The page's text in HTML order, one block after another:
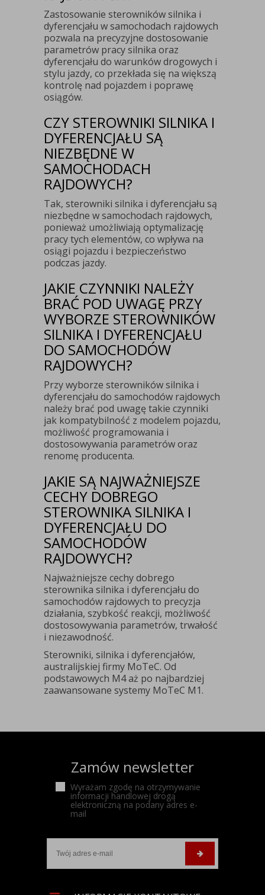
Zastosowanie sterowników silnika i
dyferencjału w samochodach rajdowych
pozwala na precyzyjne dostosowanie
parametrów pracy silnika oraz
dyferencjału do warunków drogowych i
stylu jazdy, co przekłada się na większą
kontrolę nad pojazdem i poprawę
osiągów.
CZY STEROWNIKI SILNIKA I
DYFERENCJAŁU SĄ
NIEZBĘDNE W
SAMOCHODACH
RAJDOWYCH?
Tak, sterowniki silnika i dyferencjału są
niezbędne w samochodach rajdowych,
ponieważ umożliwiają optymalizację
pracy tych elementów, co wpływa na
osiągi pojazdu i bezpieczeństwo
podczas jazdy.
JAKIE CZYNNIKI NALEŻY
BRAĆ POD UWAGĘ PRZY
WYBORZE STEROWNIKÓW
SILNIKA I DYFERENCJAŁU
DO SAMOCHODÓW
RAJDOWYCH?
Przy wyborze sterowników silnika i
dyferencjału do samochodów rajdowych
należy brać pod uwagę takie czynniki
jak kompatybilność z modelem pojazdu,
możliwość programowania i
dostosowywania parametrów oraz
renomę producenta.
JAKIE SĄ NAJWAŻNIEJSZE
CECHY DOBREGO
STEROWNIKA SILNIKA I
DYFERENCJAŁU DO
SAMOCHODÓW
RAJDOWYCH?
Najważniejsze cechy dobrego
sterownika silnika i dyferencjału do
samochodów rajdowych to precyzja
działania, szybkość reakcji, możliwość
dostosowywania parametrów, trwałość
i niezawodność.
Sterowniki, silnika i dyferencjałów,
australijskiej firmy MoTeC. Od
podstawowych M4 aż po najbardziej
zaawansowane systemy MoTeC M1.
Zamów newsletter
Wyrażam zgodę na otrzymywanie
informacji handlowej drogą
elektroniczną na podany adres e-
mail